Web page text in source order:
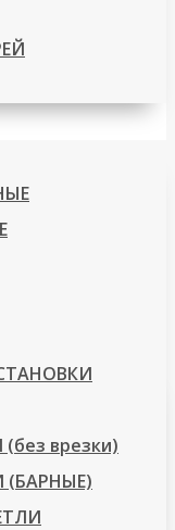
врезки)
(БАРНЫЕ)